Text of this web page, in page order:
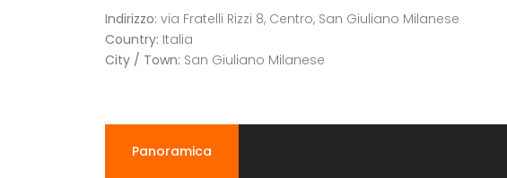
Indirizzo: via Fratelli Rizzi 8, Centro, San Giuliano Milanese
Country: Italia
City / Town: San Giuliano Milanese
Panoramica